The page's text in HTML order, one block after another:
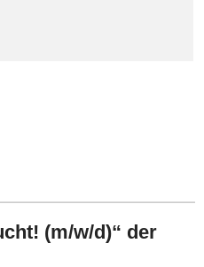
(m/w/d)“ der